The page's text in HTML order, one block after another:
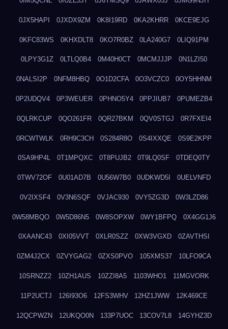
0JX5HAPI 0JXDX9ZM 0K8I19RD 0KA2KHRR 0KCE9EJG
0KFC83WS 0KHXDLT8 0KO7R0BZ 0LA240G7 0LIQ91PM
0LPY3G1Z 0LTLQ0B4 0M40H0CT 0MCMJJJP 0N1LZI50
0NALSI2P 0NFM8HBQ 0O1D2CFA 0O3VCZC0 0OY5HHNM
0P2UDQV4 0P3WEUER 0PHNO5Y4 0PPJIUB7 0PUMEZB4
0QLRKCUP 0QO261FR 0QR27BKM 0QV0STGJ 0R7FXEI4
0RCWTWLK 0RH9C3CH 0S284R8O 0S4IXXQE 0S9E2KPP
0SA9HP4L 0T1MPQXC 0T8PUJB2 0T9LQ0SF 0TDEQ0TY
0TWV72OF 0U01AD7B 0U56W7B0 0UDKWD5I 0UELVNFD
0V2IXSF4 0V3N6SQF 0VJAC930 0VY5ZG3D 0W3LZD86
0W58MBQO 0W5D86N5 0W8SOPXW 0WY1BFPQ 0X4GG1J6
0XAANC43 0XI05VVT 0XLR0SZZ 0XW3VGXD 0ZAVTHSI
0ZM4J2CX 0ZVYGAG2 0ZXS0PVO 105XMS37 10LFO9CA
10SRNZZ2 10ZH1AUS 10ZZI8A5 1103WHO1 11MGVORK
11P2UCTJ 126I93O6 12FS3WHV 12HZ1JWW 12K469CE
12QCPWZN 12UKQO0N 133P7UOC 13COV7L8 14GYHZ3D